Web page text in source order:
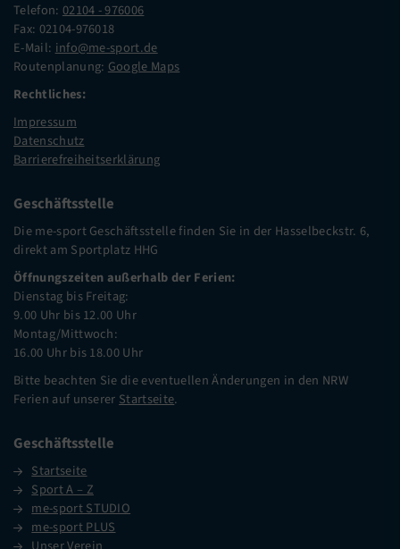
Telefon: 02104 - 976006
Fax: 02104-976018
E-Mail: info@me-sport.de
Routenplanung: Google Maps
Rechtliches:
Impressum
Datenschutz
Barrierefreiheitserklärung
Geschäftsstelle
Die me-sport Geschäftsstelle finden Sie in der Hasselbeckstr. 6,
direkt am Sportplatz HHG
Öffnungszeiten außerhalb der Ferien:
Dienstag bis Freitag:
9.00 Uhr bis 12.00 Uhr
Montag/Mittwoch:
16.00 Uhr bis 18.00 Uhr
Bitte beachten Sie die eventuellen Änderungen in den NRW
Ferien auf unserer Startseite.
Geschäftsstelle
Startseite
Sport A – Z
me-sport STUDIO
me-sport PLUS